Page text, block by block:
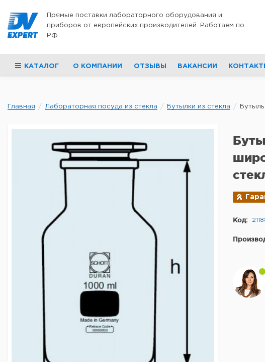
Прямые поставки лабораторного оборудования и
приборов от европейских производителей. Работаем по
РФ
КАТАЛОГ О КОМПАНИИ ОТЗЫВЫ ВАКАНСИИ
Главная Лабораторная посуда из стекла Бутылки из стекла
Код: